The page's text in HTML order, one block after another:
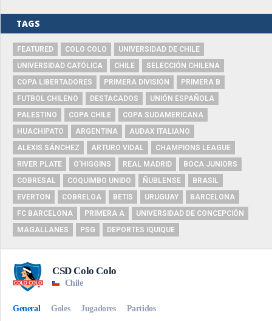
TAGS
FEATURED COLO COLO
UNIVERSIDAD DE CHILE
UNIVERSIDAD CATÓLICA
CHILE
SELECCIÓN CHILENA
COPA LIBERTADORES
PRIMERA DIVISIÓN
PRIMERA B
FUTBOL CHILENO
DESTACADOS
UNIÓN ESPAÑOLA
PALESTINO
COPA CHILE
COPA SUDAMERICANA
HUACHIPATO
ARGENTINA
AUDAX ITALIANO
ALEXIS SÁNCHEZ
ARTURO VIDAL
CHAMPIONS LEAGUE
RIVER PLATE
O'HIGGINS REAL MADRID
BOCA JUNIORS
COBRESAL
COQUIMBO UNIDO ÑUBLENSE
BRASIL
EVERTON
COBRELOA BETIS URUGUAY
BARCELONA
FC BARCELONA
PRIMERA A
UNIVERSIDAD DE CONCEPCIÓN
MAGALLANES
PSG DEPORTES IQUIQUE